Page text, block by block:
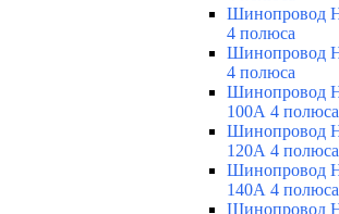
Шинопровод
4 полюса
Шинопровод
4 полюса
Шинопровод
100А 4 полюса
Шинопровод
120А 4 полюса
Шинопровод
140А 4 полюса
Шинопровод